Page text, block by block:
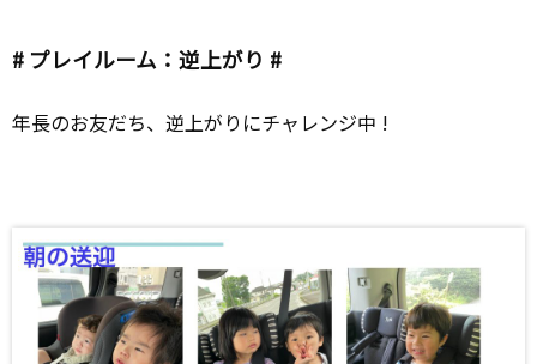
# プレイルーム：逆上がり #
年長のお友だち、逆上がりにチャレンジ中 !